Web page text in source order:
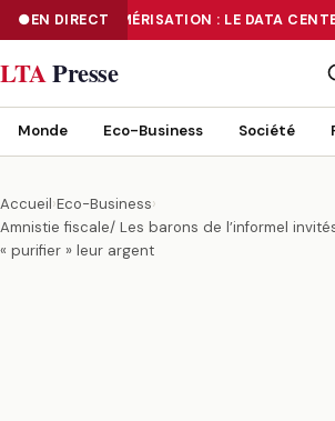
EN DIRECTNUMÉRISATION : LE DATA
NUMÉRISATION : LE DATA CENTER «TIER III»
LTAPresse
Monde Eco-Business Société
Accueil›Eco-Business›
Amnistie fiscale/ Les barons de l’informel
« purifier » leur argent